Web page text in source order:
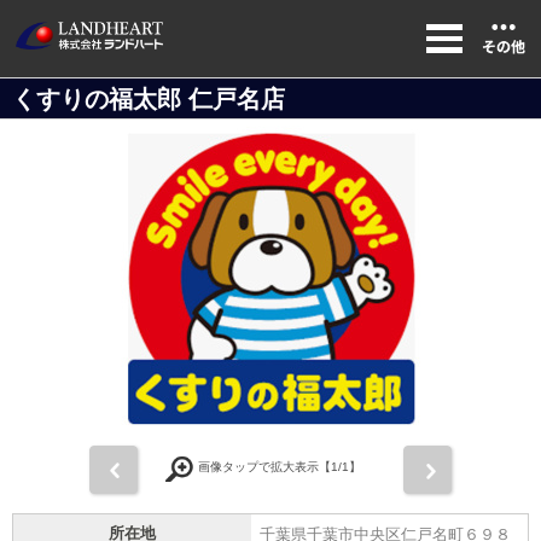
くすりの福太郎 仁戸名店
画像タップで拡大表示【1/1】
所在地 千葉県千葉市中央区仁戸名町６９８